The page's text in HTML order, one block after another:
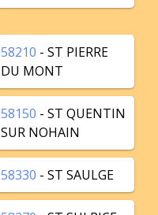
58210 - ST PIERRE
DU MONT
58150 - ST QUENTIN
SUR NOHAIN
58330 - ST SAULGE